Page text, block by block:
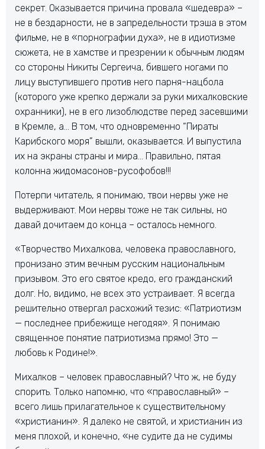
секрет. Оказывается причина провала «шедевра» –
не в бездарности, не в запредельности трэша в этом
фильме, не в «порнографии духа», не в идиотизме
сюжета, не в хамстве и презрении к обычным людям
со стороны Никиты Сергеича, бившего ногами по
лицу выступившего против него парня-нацбола
(которого уже крепко держали за руки михалковские
охранники), не в его лизоблюдстве перед засевшими
в Кремле, а… В том, что одновременно “Пираты
Карибского моря” вышли, оказывается. И выпустила
их на экраны страны и мира… Правильно, пятая
колонна жидомасонов-русофобов!!!
Потерпи читатель, я понимаю, твои нервы уже не
выдерживают. Мои нервы тоже не так сильны, но
давай дочитаем до конца – осталось немного.
«Творчество Михалкова, человека православного,
пронизано этим вечным русским национальным
призывом. Это его святое кредо, его гражданский
долг. Но, видимо, не всех это устраивает. Я всегда
решительно отвергал расхожий тезис: «Патриотизм
— последнее прибежище негодяя». Я понимаю
священное понятие патриотизма прямо! Это —
любовь к Родине!».
Михалков – человек православный? Что ж, не буду
спорить. Только напомню, что «православный» –
всего лишь прилагательное к существительному
«христианин». Я далеко не святой, и христианин из
меня плохой, и конечно, «не судите да не судимы